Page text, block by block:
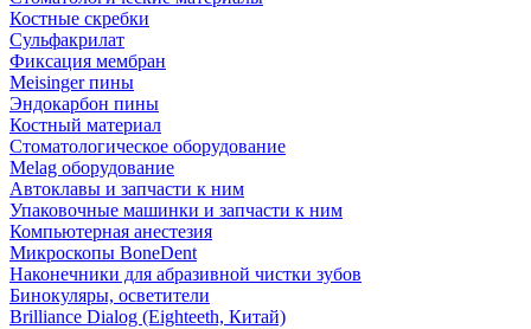
Костные скребки
Сульфакрилат
Фиксация мембран
Meisinger пины
Эндокарбон пины
Костный материал
Стоматологическое оборудование
Melag оборудование
Автоклавы и запчасти к ним
Упаковочные машинки и запчасти к ним
Компьютерная анестезия
Микроскопы BoneDent
Наконечники для абразивной чистки зубов
Бинокуляры, осветители
Brilliance Dialog (Eighteeth, Китай)